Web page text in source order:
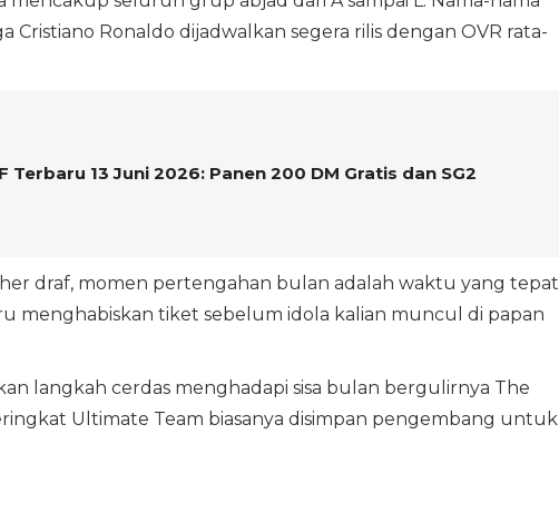
Cristiano Ronaldo dijadwalkan segera rilis dengan OVR rata-
Terbaru 13 Juni 2026: Panen 200 DM Gratis dan SG2
draf, momen pertengahan bulan adalah waktu yang tepat
menghabiskan tiket sebelum idola kalian muncul di papan
langkah cerdas menghadapi sisa bulan bergulirnya The
Ultimate Team biasanya disimpan pengembang untuk